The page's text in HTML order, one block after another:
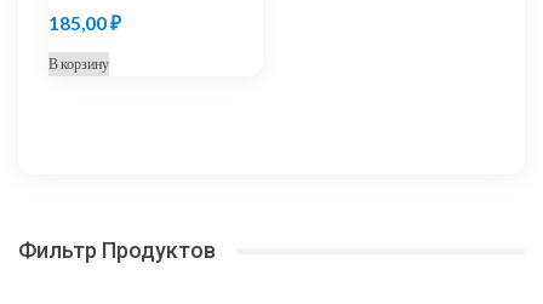
185,00₽
В корзину
Фильтр Продуктов